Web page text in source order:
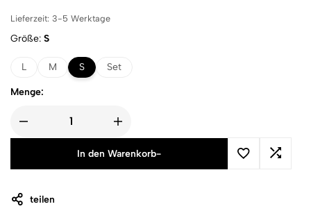
Lieferzeit: 3-5 Werktage
Größe S
L M S Set
Menge:
In den Warenkorb-
teilen